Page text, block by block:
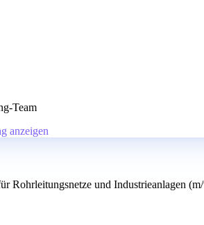
Team
anzeigen
und Industrieanlagen